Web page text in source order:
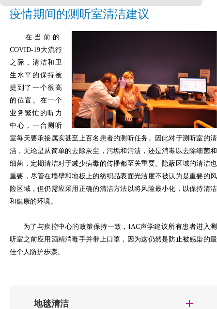
疫情期间的测听室清洁建议
在当前的
COVID-19大流行
之际，清洁和卫
生水平的保持被
提到了一个很高
的位置。在一个
业务繁忙的听力
中心，一台测听
室每天要承接属实甚至上百名患者的测听任务。因此对于测听室的清
洁，无论是从简单的去除灰尘，污垢和污渍，还是消毒以去除细菌和
细菌，定期清洁对于减少病毒的传播都至关重要。隐蔽区域的清洁也
重要，尽管在墙壁和地板上的纺织品表面光洁度不被认为是重要的风
险区域，但仍需应采用正确的清洁方法以将风险最小化，以保持清洁
和健康的环境。
为了与疾控中心的政策保持一致，IAC声学建议所有患者进入测
听室之前应用酒精消毒手并带上口罩，因为这仍然是防止被感染的最
佳个人防护步骤。
地毯清洁